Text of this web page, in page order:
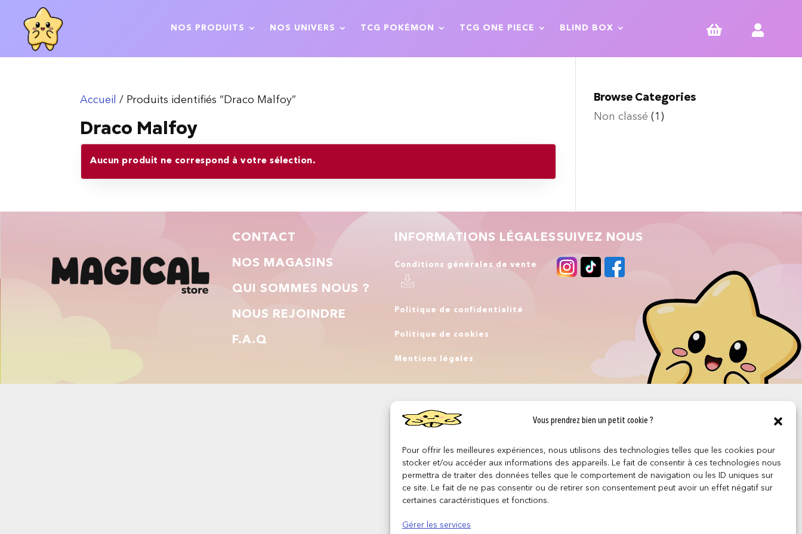
Vous prendrez bien un petit cookie ?
Pour offrir les meilleures expériences, nous utilisons des technologies telles que les cookies pour
stocker et/ou accéder aux informations des appareils. Le fait de consentir à ces technologies nous
permettra de traiter des données telles que le comportement de navigation ou les ID uniques sur
ce site. Le fait de ne pas consentir ou de retirer son consentement peut avoir un effet négatif sur
certaines caractéristiques et fonctions.
Gérer les services
NOS PRODUITS NOS UNIVERS TCG POKÉMON TCG ONE PIECE BLIND BOX  
Accueil / Produits identifiés “Draco Malfoy”
Draco Malfoy
Aucun produit ne correspond à votre sélection.
Browse Categories
Non classé (1)
CONTACT
NOS MAGASINS
QUI SOMMES NOUS ?
NOUS REJOINDRE
F.A.Q
INFORMATIONS LÉGALES
Conditions générales de vente
Politique de confidentialité
Politique de cookies
Mentions légales
SUIVEZ NOUS